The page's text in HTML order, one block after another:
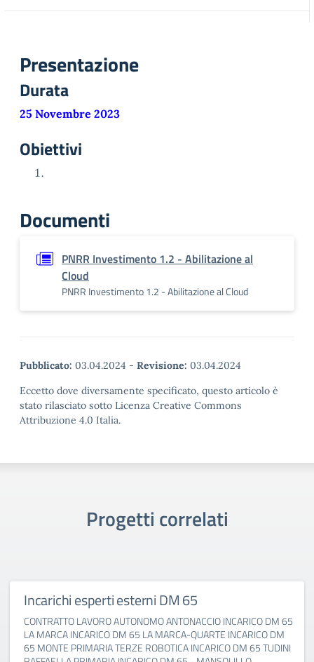
Presentazione
Durata
25 Novembre 2023
Obiettivi
Documenti
PNRR Investimento 1.2 - Abilitazione al
Cloud
PNRR Investimento 1.2 - Abilitazione al Cloud
Pubblicato: 03.04.2024 - Revisione: 03.04.2024
Eccetto dove diversamente specificato, questo articolo è
stato rilasciato sotto Licenza Creative Commons
Attribuzione 4.0 Italia.
Progetti correlati
Incarichi esperti esterni DM 65
CONTRATTO LAVORO AUTONOMO ANTONACCIO INCARICO DM 65
LA MARCA INCARICO DM 65 LA MARCA-QUARTE INCARICO DM
65 MONTE PRIMARIA TERZE ROBOTICA INCARICO DM 65 TUDINI